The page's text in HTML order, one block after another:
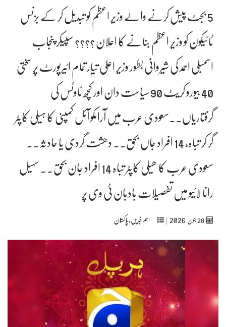
5 بجٹ پیش کرنے والے وزیر اعظم کو تبدیل کر کے بزنس
ٹائیکون کو وزیر اعظم بنانے کا اعلان ؟؟؟؟ سپیکر پنجاب
اسمبلی احمد کی شیروانی بطور وزیر اعلی تیار تمام ائیرپورٹ پر سختی
40 بیورو کریٹ 90 سیاست دان اور کچھ ٹاوٹس کی
گرفتاریاں۔۔سعودی عرب میں آرامکو آئل کمپنی کا ہیلی کاپٹر
گر کر تباہ، 14 افراد جاں بحق۔۔ دھشت گردی یا حادثہ۔۔
سعودی عرب کا ھیلی کاپٹر تباہ 14 افراد جان بحق۔۔ سہیل
رانا لائیو میں تفصیلات بادبان ٹی وی پر
28جون‬‮ | اہم خبریں,پاکستان